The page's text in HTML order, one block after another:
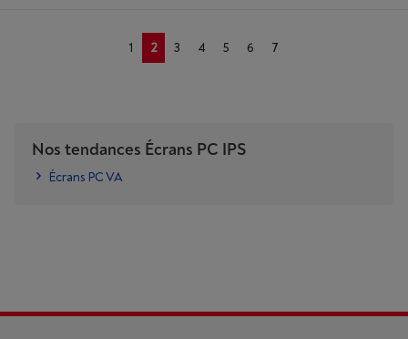
1 2 3 4 5 6 7
Nos tendances Écrans PC IPS
Écrans PC VA